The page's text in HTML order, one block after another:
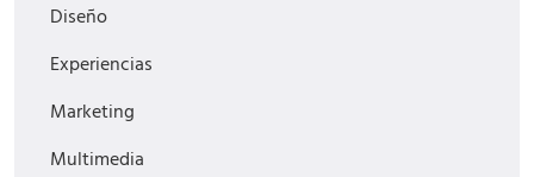
Diseño
Experiencias
Marketing
Multimedia